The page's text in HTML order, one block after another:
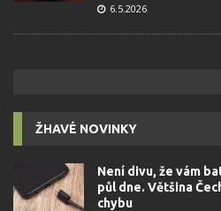
6.5.2026
ŽHAVÉ NOVINKY
Není divu, že vám
půl dne. Většina
chybu